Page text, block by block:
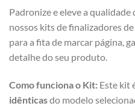
Padronize e eleve a qualidade
nossos kits de finalizadores
para a fita de marcar página,
detalhe do seu produto.
Como funciona o Kit: Este kit
idênticasdo modelo